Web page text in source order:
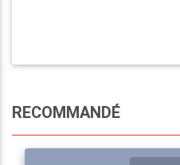
RECOMMANDÉ